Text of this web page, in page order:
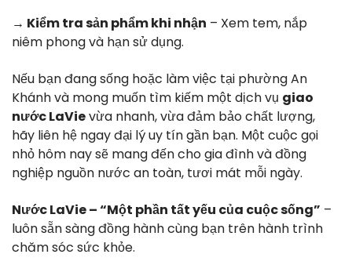
→ Kiểm tra sản phẩm khi nhận – Xem tem, nắp
niêm phong và hạn sử dụng.
Nếu bạn đang sống hoặc làm việc tại phường An
Khánh và mong muốn tìm kiếm một dịch vụ giao
nước LaVievừa nhanh, vừa đảm bảo chất lượng,
hãy liên hệ ngay đại lý uy tín gần bạn. Một cuộc gọi
nhỏ hôm nay sẽ mang đến cho gia đình và đồng
nghiệp nguồn nước an toàn, tươi mát mỗi ngày.
Nước LaVie – “Một phần tất yếu của cuộc sống” –
luôn sẵn sàng đồng hành cùng bạn trên hành trình
chăm sóc sức khỏe.